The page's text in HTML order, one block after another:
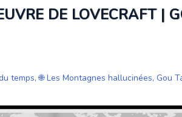
DE LOVECRAFT
temps,🌐 Les Montagnes hallucinées, Gou